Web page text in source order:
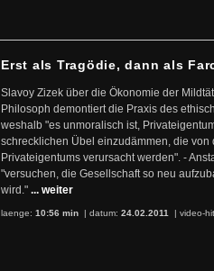
Erst als Tragödie, dann als
Slavoy Zizek über die Ökonomie der
Philosoph demontiert die Praxis des
weshalb "es unmoralisch ist,
schrecklichen Übel einzudämmen, die von
Privateigentums verursacht werden". -
"versuchen, die Gesellschaft so neu
wird." ... weiter
laenge: 10:56 min | datum: 24.02.2011 | video-